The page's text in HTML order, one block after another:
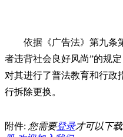
依据《广告法》第九条
者违背社会良好风尚”的规
对其进行了普法教育和行政
行拆除更换。
附件: 您需要登录才可以下